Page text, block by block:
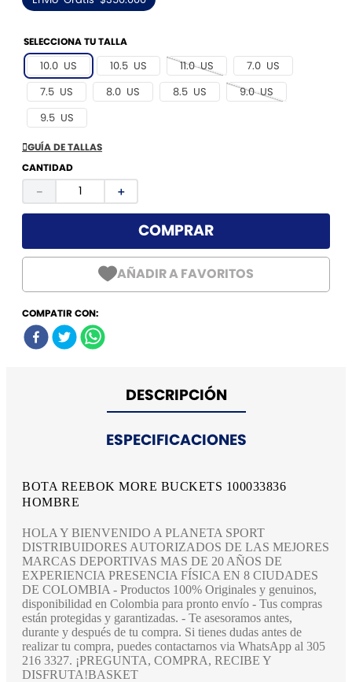
10.0 US 10.5 US 11.0 US 7.0 US
7.5 US 8.0 US 8.5 US 9.0 US
9.5 US
GUÍA DE TALLAS
CANTIDAD
＋
－
COMPRAR
DESCRIPCIÓN
ESPECIFICACIONES
BOTA REEBOK MORE BUCKETS 100033836
HOMBRE
HOLA Y BIENVENIDO A PLANETA SPORT
DISTRIBUIDORES AUTORIZADOS DE LAS MEJORES
MARCAS DEPORTIVAS MAS DE 20 AÑOS DE
EXPERIENCIA PRESENCIA FÍSICA EN 8 CIUDADES
DE COLOMBIA - Productos 100% Originales y genuinos,
disponibilidad en Colombia para pronto envío - Tus compras
están protegidas y garantizadas. - Te asesoramos antes,
durante y después de tu compra. Si tienes dudas antes de
realizar tu compra, puedes contactarnos via WhatsApp al 305
216 3327. ¡PREGUNTA, COMPRA, RECIBE Y
DISFRUTA!BASKET
.
torretin